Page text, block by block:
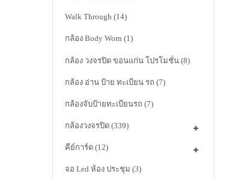
Walk Through (14)
กล้อง Body Worn (1)
กล้อง วงจรปิด ขอนแก่น โปรโมชั่น (8)
กล้อง อ่าน ป้าย ทะเบียน รถ (7)
กล้องจับป้ายทะเบียนรถ (7)
กล้องวงจรปิด (339)
คีย์การ์ด (12)
จอ Led ห้อง ประชุม (3)